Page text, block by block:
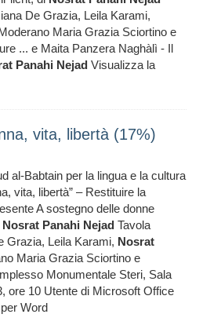
De Grazia, Leila Karami,
Maria Grazia Sciortino e
... e Maita Panzera Naghàlì - Il
Panahi Nejad Visualizza la
vita, libertà (17%)
al-Babtain per la lingua e la cultura
vita, libertà” – Restituire la
A sostegno delle donne
Nosrat Panahi Nejad Tavola
Grazia, Leila Karami, Nosrat
Maria Grazia Sciortino e
Monumentale Steri, Sala
ore 10 Utente di Microsoft Office
Word